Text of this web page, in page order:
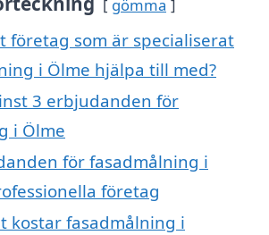
gömma
företag som är specialiserat
i Ölme hjälpa till med?
3 erbjudanden för
i Ölme
för fasadmålning i
företag
kostar fasadmålning i